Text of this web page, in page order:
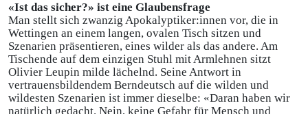
«Ist das sicher?» ist eine Glaubensfrage
Man stellt sich zwanzig Apokalyptiker:innen vor, die in
Wettingen an einem langen, ovalen Tisch sitzen und
Szenarien präsentieren, eines wilder als das andere. Am
Tischende auf dem einzigen Stuhl mit Armlehnen sitzt
Olivier Leupin milde lächelnd. Seine Antwort in
vertrauensbildendem Berndeutsch auf die wilden und
wildesten Szenarien ist immer dieselbe: «Daran haben wir
natürlich gedacht. Nein, keine Gefahr für Mensch und